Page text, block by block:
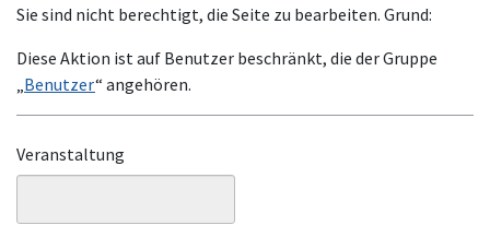
Wechseln zu:Navigation, Suche
Sie sind nicht berechtigt, die Seite zu bearbeiten. Grund:
Diese Aktion ist auf Benutzer beschränkt, die der Gruppe
Benutzer“ angehören.
Veranstaltung